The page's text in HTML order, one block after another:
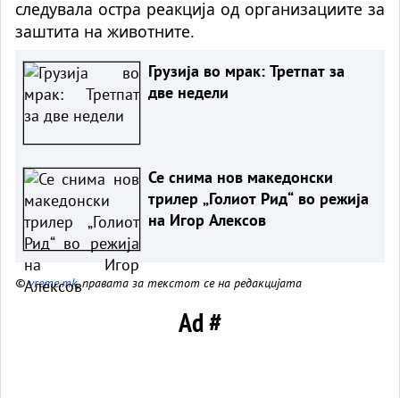
следувала остра реакција од организациите за
заштита на животните.
Грузија во мрак: Третпат за
две недели
Се снима нов македонски
трилер „Голиот Рид“ во режија
на Игор Алексов
©vreme.mk, правата за текстот се на редакцијата
Ad #